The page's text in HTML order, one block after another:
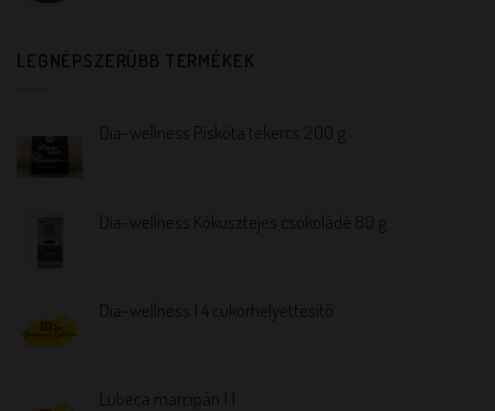
LEGNÉPSZERŰBB TERMÉKEK
Dia-wellness Piskóta tekercs 200 g
Dia-wellness Kókusztejes csokoládé 80 g
Dia-wellness 1:4 cukorhelyettesítő
Lubeca marcipán.1:1